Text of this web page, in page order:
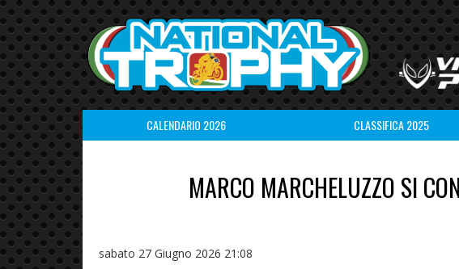
CALENDARIO 2026 CLASSIFICA 2025
MARCO MARCHELUZZO SI
sabato 27 Giugno 2026 21:08